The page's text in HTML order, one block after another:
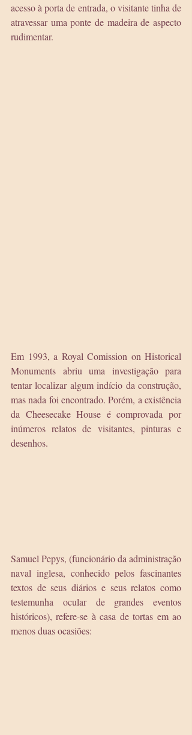
acesso à porta de entrada, o visitante tinha de
atravessar uma ponte de madeira de aspecto
rudimentar.
Em 1993, a Royal Comission on Historical
Monuments abriu uma investigação para
tentar localizar algum indício da construção,
mas nada foi encontrado. Porém, a existência
da Cheesecake House é comprovada por
inúmeros relatos de visitantes, pinturas e
desenhos.
Samuel Pepys, (funcionário da administração
naval inglesa, conhecido pelos fascinantes
textos de seus diários e seus relatos como
testemunha ocular de grandes eventos
históricos), refere-se à casa de tortas em ao
menos duas ocasiões: